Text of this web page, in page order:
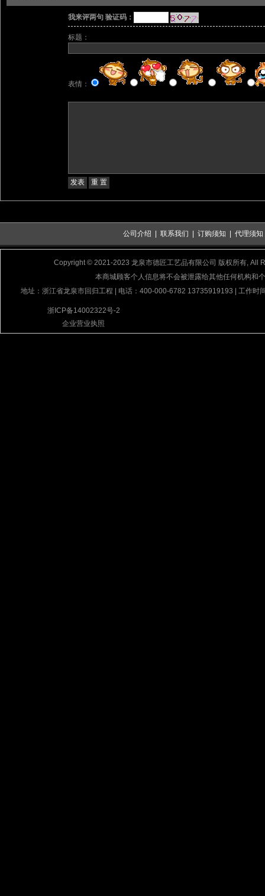
我来评两句 验证码：
标题：
表情：
公司介绍 联系我们 订购须知 代理须知
Copyright © 2021-2023 龙泉市德匠工艺品有限公司 版权所有, All
本商城顾客个人信息将不会被泄露给其他任何机构和
地址：浙江省龙泉市回归工程 | 电话：400-000-6782 13735919193 | 工作时
浙ICP备14002322号-2
企业营业执照